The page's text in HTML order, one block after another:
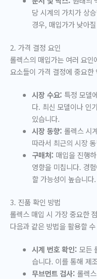
당 시계의 가치가 상
경우, 매입가가 낮아
2. 가격 결정 요인
롤렉스의 매입가는 여러 요
요소들이 가격 결정에 중요한
시장 수요: 특정 모델
다. 최신 모델이나 인
있습니다.
시장 동향: 롤렉스 시
따라서 최근의 시장
구매처: 매입을 진행
영향을 미칩니다. 경
할 가능성이 높습니다.
3. 진품 확인 방법
롤렉스 매입 시 가장 중요한
다음과 같은 방법을 활용할
시계 번호 확인: 모든
습니다. 이를 통해 제
무브먼트 검사: 롤렉